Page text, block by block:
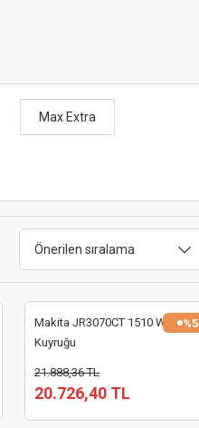
Max Extra
%5
Makita JR3070CT 1510 W Tilki
Kuyruğu
21.888,36 TL
20.726,40 TL